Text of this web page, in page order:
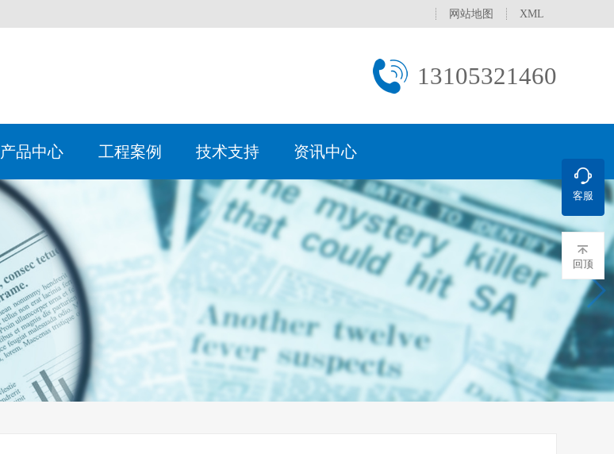
网站地图 XML
13105321460
企业文化 荣誉资质
生产现场
产品中心
软化水设备 直饮水设备
无负压供水设备 超滤过滤设备 污水一体化设备
电子水处理器 分集水器
旁流水处理器 全程水处理器 真空脱气机
反渗透膜 水处理药剂 不锈钢水箱
工程案例
化工煤电行业 食品行业 医药电子行业
机械行业 超市/学校/医院 城镇生活污水
建筑行业
技术支持
水处理常用方法 产水标准
常见问题
资讯中心
行业新闻 促销活动
人事招聘
办事处 服务网络
服务团队 质量保证 服务承诺
客服
回顶